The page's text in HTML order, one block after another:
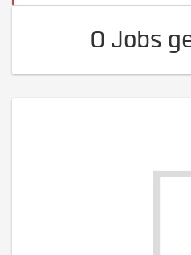
0 Jobs